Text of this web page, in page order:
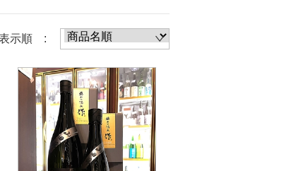
示順 :